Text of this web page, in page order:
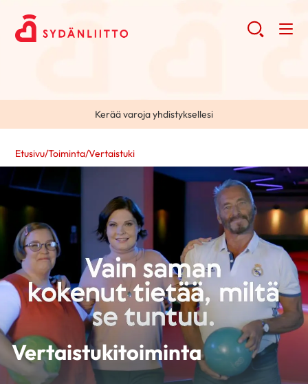
Kerää varoja yhdistyksellesi
Etusivu/Toiminta/Vertaistuki
Vertaistukitoiminta